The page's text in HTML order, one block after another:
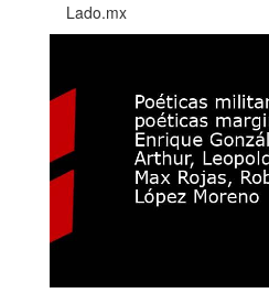
Lado.mx